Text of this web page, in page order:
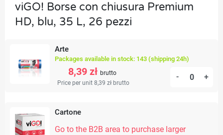
viGO! Borse con chiusura Premium
HD, blu, 35 L, 26 pezzi
Arte
Packages available in stock: 143 (shipping 24h)
8,39 zł brutto
Price per unit 8,39 zł brutto
- +
Cartone
Go to the B2B area to purchase larger